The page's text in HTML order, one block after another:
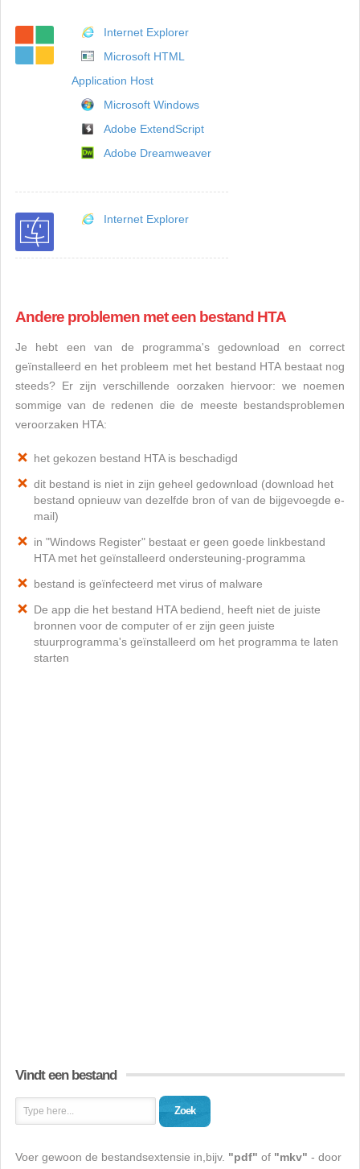
Internet Explorer
Microsoft HTML
Application Host
Microsoft Windows
Adobe ExtendScript
Adobe Dreamweaver
Internet Explorer
Andere problemen met een bestand HTA
Je hebt een van de programma's gedownload en correct
geïnstalleerd en het probleem met het bestand HTA bestaat nog
steeds? Er zijn verschillende oorzaken hiervoor: we noemen
sommige van de redenen die de meeste bestandsproblemen
veroorzaken HTA:
het gekozen bestand HTA is beschadigd
dit bestand is niet in zijn geheel gedownload (download het
bestand opnieuw van dezelfde bron of van de bijgevoegde e-
mail)
in "Windows Register" bestaat er geen goede linkbestand
HTA met het geïnstalleerd ondersteuning-programma
bestand is geïnfecteerd met virus of malware
De app die het bestand HTA bediend, heeft niet de juiste
bronnen voor de computer of er zijn geen juiste
stuurprogramma's geïnstalleerd om het programma te laten
starten
Vindt een bestand
Zoek
Voer gewoon de bestandsextensie in,bijv. "pdf" of "mkv" - door